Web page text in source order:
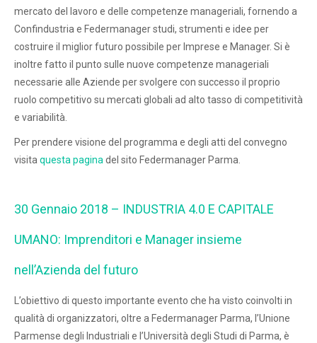
mercato del lavoro e delle competenze manageriali, fornendo a
Confindustria e Federmanager studi, strumenti e idee per
costruire il miglior futuro possibile per Imprese e Manager. Si è
inoltre fatto il punto sulle nuove competenze manageriali
necessarie alle Aziende per svolgere con successo il proprio
ruolo competitivo su mercati globali ad alto tasso di competitività
e variabilità.
Per prendere visione del programma e degli atti del convegno
visita questa pagina del sito Federmanager Parma.
30 Gennaio 2018 – INDUSTRIA 4.0 E CAPITALE
UMANO: Imprenditori e Manager insieme
nell’Azienda del futuro
L’obiettivo di questo importante evento che ha visto coinvolti in
qualità di organizzatori, oltre a Federmanager Parma, l’Unione
Parmense degli Industriali e l’Università degli Studi di Parma, è